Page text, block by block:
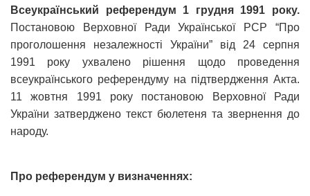
Всеукраїнський референдум 1 грудня 1991 року.
Постановою Верховної Ради Української РСР “Про
проголошення незалежності України” від 24 серпня
1991 року ухвалено рішення щодо проведення
всеукраїнського референдуму на підтвердження Акта.
11 жовтня 1991 року постановою Верховної Ради
України затверджено текст бюлетеня та звернення до
народу.
Про референдум у визначеннях: